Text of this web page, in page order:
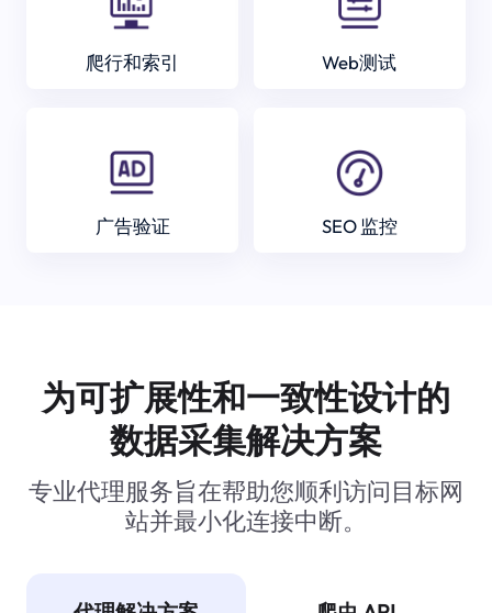
爬行和索引 Web测试
广告验证 SEO 监控
为可扩展性和一致性设计的
数据采集解决方案
专业代理服务旨在帮助您顺利访问目标网
站并最小化连接中断。